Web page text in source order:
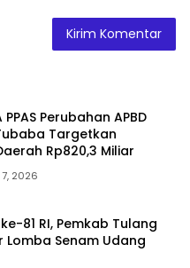
Perubahan APBD
Targetkan
Rp820,3 Miliar
2026
81 RI, Pemkab Tulang
Lomba Senam Udang